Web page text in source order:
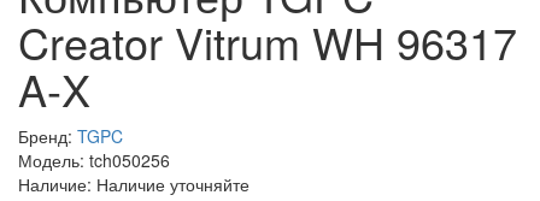
Creator Vitrum WH 96317
A-X
Бренд: TGPC
Модель: tch050256
Наличие: Наличие уточняйте